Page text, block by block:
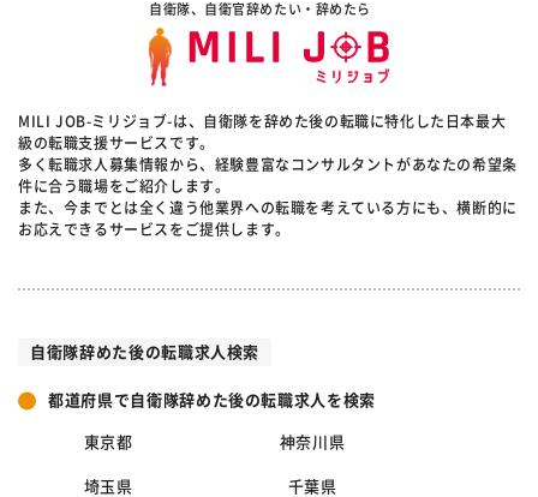
自衛隊、自衛官辞めたい・辞めたら
MILI JOB-ミリジョブ-は、自衛隊を辞めた後の転職に特化した日本最大
級の転職支援サービスです。
多く転職求人募集情報から、経験豊富なコンサルタントがあなたの希望条
件に合う職場をご紹介します。
また、今までとは全く違う他業界への転職を考えている方にも、横断的に
お応えできるサービスをご提供します。
自衛隊辞めた後の転職求人検索
都道府県で自衛隊辞めた後の転職求人を検索
東京都 神奈川県
埼玉県 千葉県